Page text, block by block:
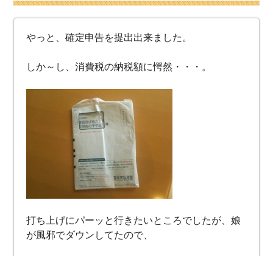
やっと、確定申告を提出出来ました。
しか～し、消費税の納税額に愕然・・・。
打ち上げにパーッと行きたいところでしたが、娘
が風邪でダウンしてたので、